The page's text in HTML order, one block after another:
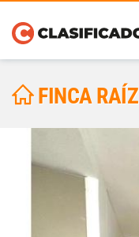
FINCA RAÍZ